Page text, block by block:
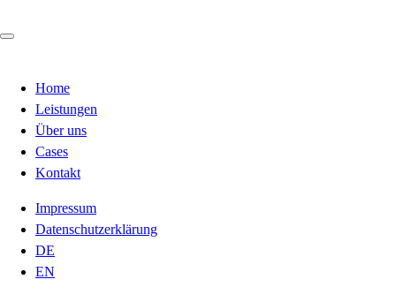
Home
Leistungen
Über uns
Cases
Kontakt
Impressum
Datenschutzerklärung
DE
EN